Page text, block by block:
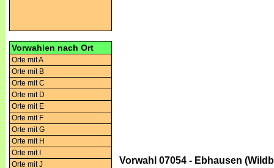
Vorwahlen nach Ort
Orte mit A
Orte mit B
Orte mit C
Orte mit D
Orte mit E
Orte mit F
Orte mit G
Orte mit H
Orte mit I
Orte mit J
Vorwahl 07054 - Ebhausen